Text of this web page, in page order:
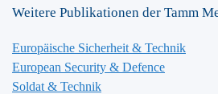
Weitere Publikationen der Tamm
Europäische Sicherheit & Technik
European Security & Defence
Soldat & Technik